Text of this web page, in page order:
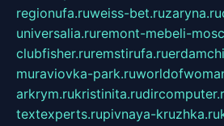
regionufa.ruweiss-bet.ruzaryna.ru
universalia.ruremont-mebeli-
clubfisher.ruremstirufa.ru
muraviovka-park.ru
arkrym.rukristinita.ru
textexperts.rupivnaya-kruzhka.ru